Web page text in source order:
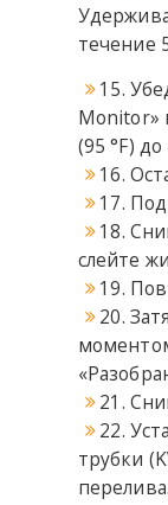
течение
15.
Monitor»
(95 °F) до
16.
17.
18.
слейте
19.
20.
21.
22.
трубки
перелива.